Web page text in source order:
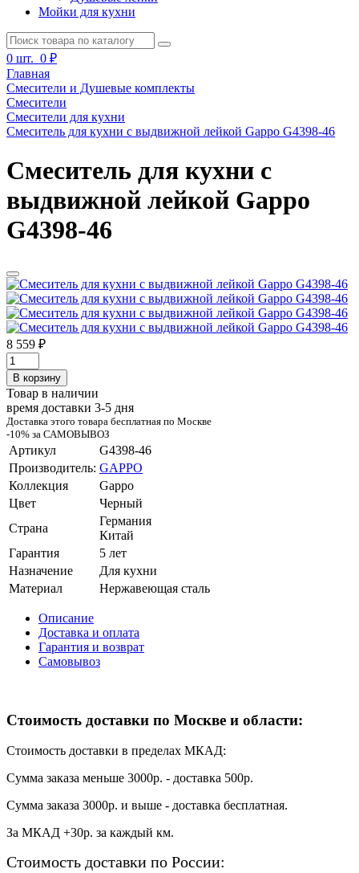
Мойки для кухни
0 шт. 0 ₽
Главная
Смесители и Душевые комплекты
Смесители
Смесители для кухни
Смеситель для кухни с выдвижной лейкой Gappo G4398-46
Смеситель для кухни с
выдвижной лейкой Gappo
G4398-46
8 559 ₽
В корзину
Товар в наличии
время доставки 3-5 дня
Доставка этого товара бесплатная по Москве
-10% за САМОВЫВОЗ
Артикул
G4398-46
Производитель: GAPPO
Коллекция
Gappo
Цвет
Черный
Страна
Германия
Китай
Гарантия
5 лет
Назначение
Для кухни
Материал
Нержавеющая сталь
Описание
Доставка и оплата
Гарантия и возврат
Самовывоз
Стоимость доставки по Москве и области:
Стоимость доставки в пределах МКАД:
Сумма заказа меньше 3000р. - доставка 500р.
Сумма заказа 3000р. и выше - доставка бесплатная.
За МКАД +30р. за каждый км.
Стоимость доставки по России: